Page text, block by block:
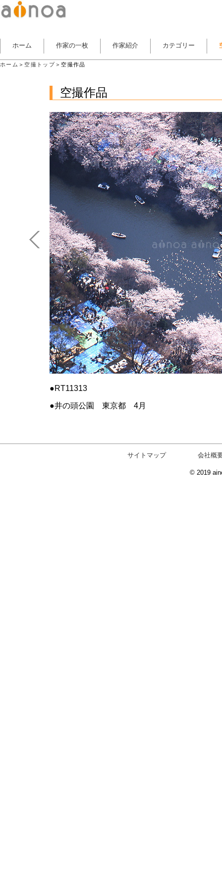
ホーム 作家の一枚 作家紹介 カテゴリー
ホーム ＞ 空撮トップ＞空撮作品
空撮作品
RT11313
井の頭公園 東京都 4月
サイトマップ 会社概
© 2019